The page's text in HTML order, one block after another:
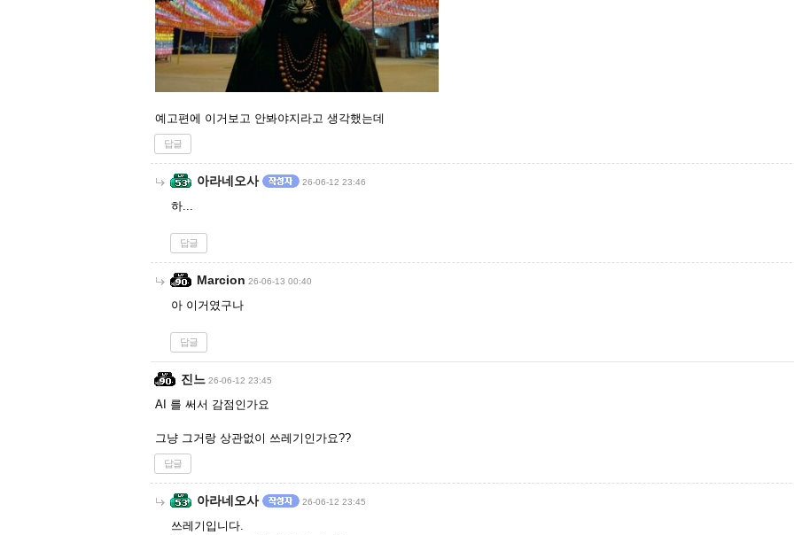
예고편에 이거보고 안봐야지라고 생각했는데
답글
아라네오사 26-06-12 23:46
하...
답글
Marcion 26-06-13 00:40
아 이거였구나
답글
진느 26-06-12 23:45
AI 를 써서 감점인가요
그냥 그거랑 상관없이 쓰레기인가요??
답글
아라네오사 26-06-12 23:45
쓰레기입니다.